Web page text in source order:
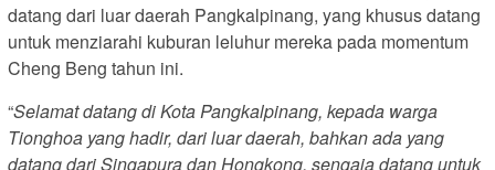
datang dari luar daerah Pangkalpinang, yang khusus datang
untuk menziarahi kuburan leluhur mereka pada momentum
Cheng Beng tahun ini.
“Selamat datang di Kota Pangkalpinang, kepada warga
Tionghoa yang hadir, dari luar daerah, bahkan ada yang
datang dari Singapura dan Hongkong, sengaja datang untuk